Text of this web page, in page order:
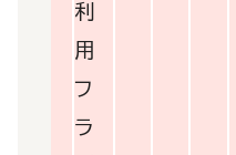
利
用
フ
ラ